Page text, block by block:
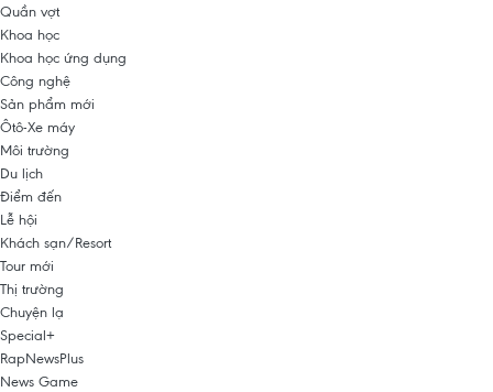
Quần vợt
Khoa học
Khoa học ứng dụng
Công nghệ
Sản phẩm mới
Ôtô-Xe máy
Môi trường
Du lịch
Điểm đến
Lễ hội
Khách sạn/Resort
Tour mới
Thị trường
Chuyện lạ
Special+
RapNewsPlus
News Game